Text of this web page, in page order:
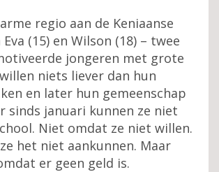
regio aan de Keniaanse
(15) en Wilson (18) – twee
jongeren met grote
niets liever dan hun
en later hun gemeenschap
sinds januari kunnen ze niet
Niet omdat ze niet willen.
het niet aankunnen. Maar
er geen geld is.